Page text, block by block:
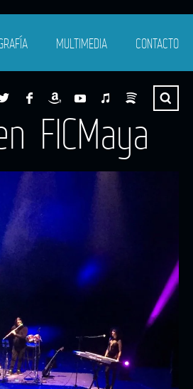
MULTIMEDIA CONTACTO
FICMaya